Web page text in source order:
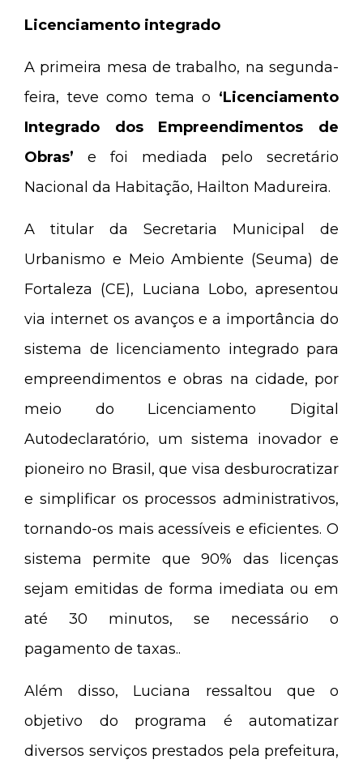
Licenciamento integrado
A primeira mesa de trabalho, na segunda-
feira, teve como tema o ‘Licenciamento
Integrado dos Empreendimentos de
Obras’ e foi mediada pelo secretário
Nacional da Habitação, Hailton Madureira.
A titular da Secretaria Municipal de
Urbanismo e Meio Ambiente (Seuma) de
Fortaleza (CE), Luciana Lobo, apresentou
via internet os avanços e a importância do
sistema de licenciamento integrado para
empreendimentos e obras na cidade, por
meio do Licenciamento Digital
Autodeclaratório, um sistema inovador e
pioneiro no Brasil, que visa desburocratizar
e simplificar os processos administrativos,
tornando-os mais acessíveis e eficientes. O
sistema permite que 90% das licenças
sejam emitidas de forma imediata ou em
até 30 minutos, se necessário o
pagamento de taxas..
Além disso, Luciana ressaltou que o
objetivo do programa é automatizar
diversos serviços prestados pela prefeitura,